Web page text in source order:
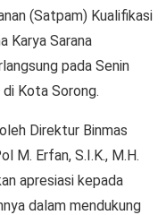
(Satpam) Kualifikasi
Karya Sarana
pada Senin
Kota Sorong.
Direktur Binmas
M. Erfan, S.I.K., M.H.
apresiasi kepada
dalam mendukung